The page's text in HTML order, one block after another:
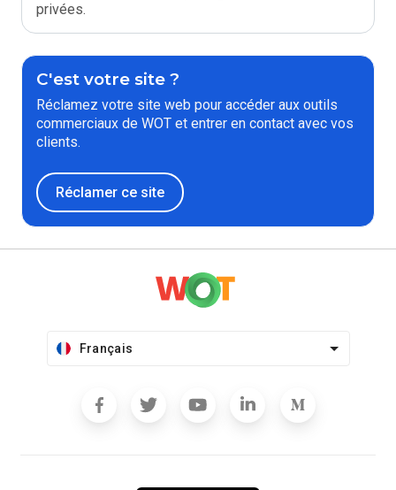
privées.
C'est votre site ?
Réclamez votre site web pour accéder aux outils
commerciaux de WOT et entrer en contact avec vos
clients.
Réclamer ce site
Français